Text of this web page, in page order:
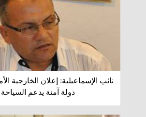
نائب الإسماعيلية: إعلان الخارجية
دولة آمنة يدعم السياحة